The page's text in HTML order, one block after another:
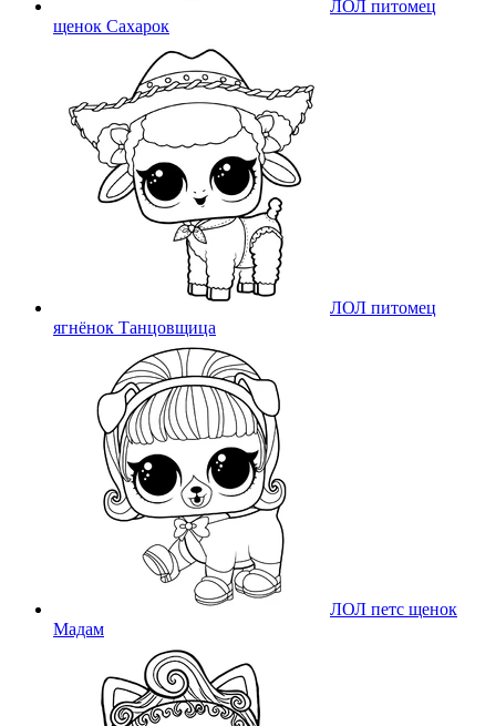
ЛОЛ питомец
щенок Сахарок
ЛОЛ питомец
ягнёнок Танцовщица
ЛОЛ петс щенок
Мадам